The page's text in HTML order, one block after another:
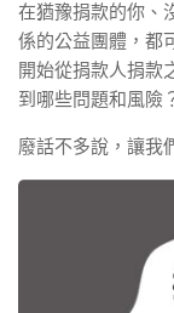
在猶豫捐款的你、
係的公益團體，都
開始從捐款人捐款
到哪些問題和風險
廢話不多說，讓我